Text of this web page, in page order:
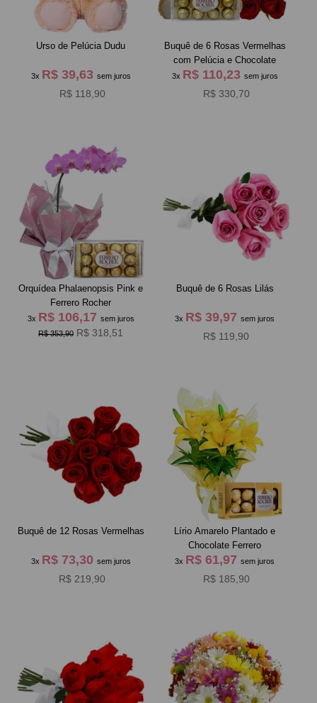
Urso de Pelúcia Dudu
3x R$ 39,63 sem juros
R$ 118,90
Buquê de 6 Rosas Vermelhas
com Pelúcia e Chocolate
3x R$ 110,23 sem juros
R$ 330,70
Orquídea Phalaenopsis Pink e
Ferrero Rocher
3x R$ 106,17 sem juros
R$ 353,90 R$ 318,51
Buquê de 6 Rosas Lilás
3x R$ 39,97sem juros
R$ 119,90
Buquê de 12 Rosas Vermelhas
3x R$ 73,30 sem juros
R$ 219,90
Lírio Amarelo Plantado e
Chocolate Ferrero
3x R$ 61,97sem juros
R$ 185,90